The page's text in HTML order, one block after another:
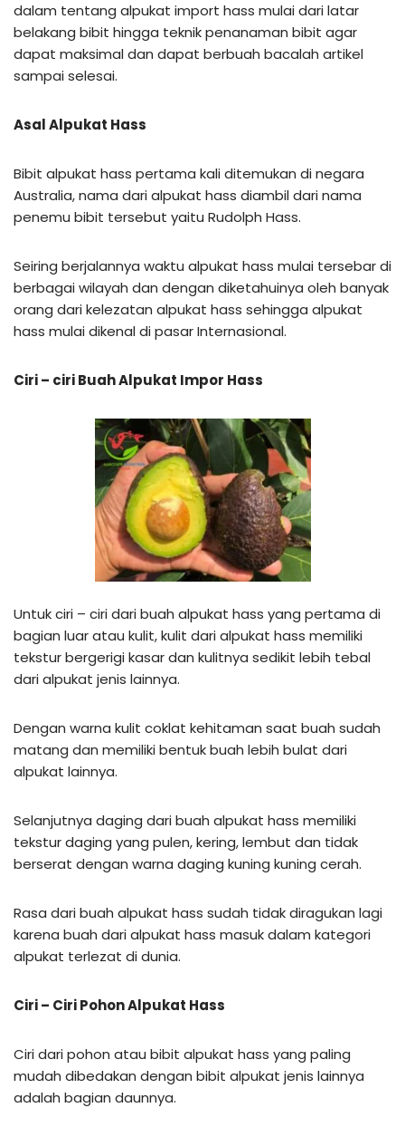
dalam tentang alpukat import hass mulai dari latar
belakang bibit hingga teknik penanaman bibit agar
dapat maksimal dan dapat berbuah bacalah artikel
sampai selesai.
Asal Alpukat Hass
Bibit alpukat hass pertama kali ditemukan di negara
Australia, nama dari alpukat hass diambil dari nama
penemu bibit tersebut yaitu Rudolph Hass.
Seiring berjalannya waktu alpukat hass mulai tersebar di
berbagai wilayah dan dengan diketahuinya oleh banyak
orang dari kelezatan alpukat hass sehingga alpukat
hass mulai dikenal di pasar Internasional.
Ciri – ciri Buah Alpukat Impor Hass
Untuk ciri – ciri dari buah alpukat hass yang pertama di
bagian luar atau kulit, kulit dari alpukat hass memiliki
tekstur bergerigi kasar dan kulitnya sedikit lebih tebal
dari alpukat jenis lainnya.
Dengan warna kulit coklat kehitaman saat buah sudah
matang dan memiliki bentuk buah lebih bulat dari
alpukat lainnya.
Selanjutnya daging dari buah alpukat hass memiliki
tekstur daging yang pulen, kering, lembut dan tidak
berserat dengan warna daging kuning kuning cerah.
Rasa dari buah alpukat hass sudah tidak diragukan lagi
karena buah dari alpukat hass masuk dalam kategori
alpukat terlezat di dunia.
Ciri – Ciri Pohon Alpukat Hass
Ciri dari pohon atau bibit alpukat hass yang paling
mudah dibedakan dengan bibit alpukat jenis lainnya
adalah bagian daunnya.